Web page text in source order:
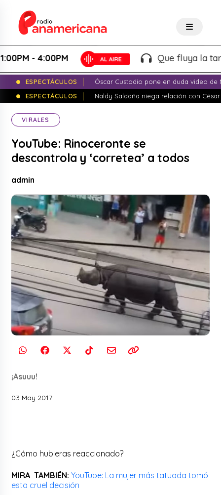
- 4:00PM Que fluya la tarde!
ESPECTÁCULOS
Óscar Custodio pone en duda video de
ESPECTÁCULOS
Naldy Saldaña niega relación con
VIRALES
YouTube: Rinoceronte se
descontrola y ‘corretea’ a todos
admin
¡Asuuu!
03 May 2017
¿Cómo hubieras reaccionado?
MIRA TAMBIÉN: YouTube: La mujer más tatuada tomó
esta cruel decisión